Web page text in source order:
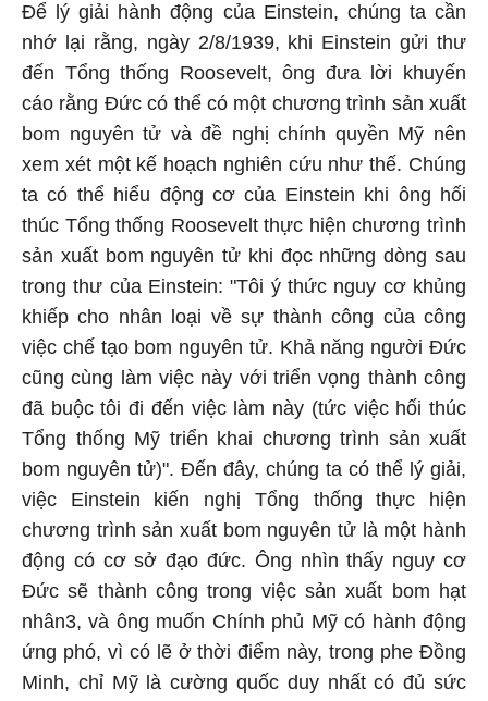
Để lý giải hành động của Einstein, chúng ta cần
nhớ lại rằng, ngày 2/8/1939, khi Einstein gửi thư
đến Tổng thống Roosevelt, ông đưa lời khuyến
cáo rằng Đức có thể có một chương trình sản xuất
bom nguyên tử và đề nghị chính quyền Mỹ nên
xem xét một kế hoạch nghiên cứu như thế. Chúng
ta có thể hiểu động cơ của Einstein khi ông hối
thúc Tổng thống Roosevelt thực hiện chương trình
sản xuất bom nguyên tử khi đọc những dòng sau
trong thư của Einstein: "Tôi ý thức nguy cơ khủng
khiếp cho nhân loại về sự thành công của công
việc chế tạo bom nguyên tử. Khả năng người Đức
cũng cùng làm việc này với triển vọng thành công
đã buộc tôi đi đến việc làm này (tức việc hối thúc
Tổng thống Mỹ triển khai chương trình sản xuất
bom nguyên tử)". Đến đây, chúng ta có thể lý giải,
việc Einstein kiến nghị Tổng thống thực hiện
chương trình sản xuất bom nguyên tử là một hành
động có cơ sở đạo đức. Ông nhìn thấy nguy cơ
Đức sẽ thành công trong việc sản xuất bom hạt
nhân3, và ông muốn Chính phủ Mỹ có hành động
ứng phó, vì có lẽ ở thời điểm này, trong phe Đồng
Minh, chỉ Mỹ là cường quốc duy nhất có đủ sức